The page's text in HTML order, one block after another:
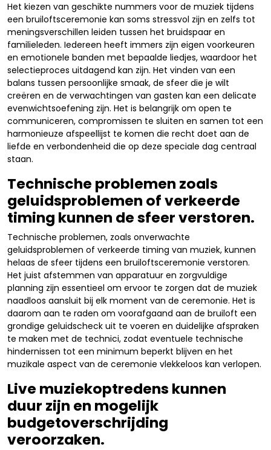
Het kiezen van geschikte nummers voor de muziek tijdens
een bruiloftsceremonie kan soms stressvol zijn en zelfs tot
meningsverschillen leiden tussen het bruidspaar en
familieleden. Iedereen heeft immers zijn eigen voorkeuren
en emotionele banden met bepaalde liedjes, waardoor het
selectieproces uitdagend kan zijn. Het vinden van een
balans tussen persoonlijke smaak, de sfeer die je wilt
creëren en de verwachtingen van gasten kan een delicate
evenwichtsoefening zijn. Het is belangrijk om open te
communiceren, compromissen te sluiten en samen tot een
harmonieuze afspeellijst te komen die recht doet aan de
liefde en verbondenheid die op deze speciale dag centraal
staan.
Technische problemen zoals
geluidsproblemen of verkeerde
timing kunnen de sfeer verstoren.
Technische problemen, zoals onverwachte
geluidsproblemen of verkeerde timing van muziek, kunnen
helaas de sfeer tijdens een bruiloftsceremonie verstoren.
Het juist afstemmen van apparatuur en zorgvuldige
planning zijn essentieel om ervoor te zorgen dat de muziek
naadloos aansluit bij elk moment van de ceremonie. Het is
daarom aan te raden om voorafgaand aan de bruiloft een
grondige geluidscheck uit te voeren en duidelijke afspraken
te maken met de technici, zodat eventuele technische
hindernissen tot een minimum beperkt blijven en het
muzikale aspect van de ceremonie vlekkeloos kan verlopen.
Live muziekoptredens kunnen
duur zijn en mogelijk
budgetoverschrijding
veroorzaken.